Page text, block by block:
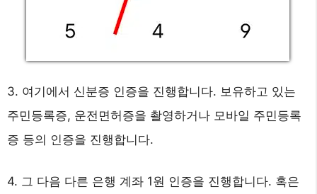
3. 여기에서 신분증 인증을 진행합니다. 보유하고 있는
주민등록증, 운전면허증을 촬영하거나 모바일 주민등록
증 등의 인증을 진행합니다.
4. 그 다음 다른 은행 계좌 1원 인증을 진행합니다. 혹은